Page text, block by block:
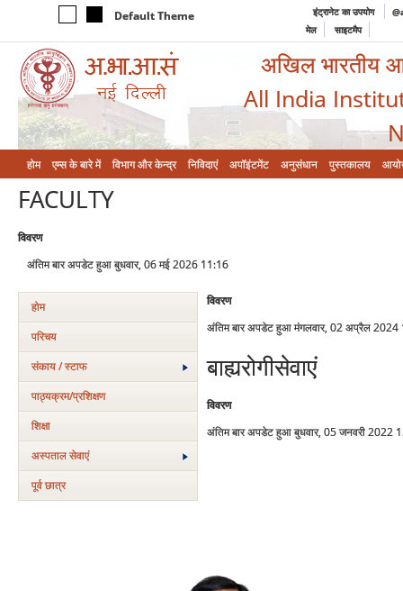
Default Theme इंट्रानेट का उपयोग
मेल
साइटमैप
अखिल भारतीय
All India
होम एम्‍स के बारे में विभाग और केन्‍द्र निविदाएं अपॉइंटमेंट अनुसंधान पुस्तकालय
FACULTY
विवरण
अंतिम बार अपडेट हुआ बुधवार, 06 मई 2026 11:16
होम
परिचय
संकाय / स्टाफ
पाठ्यक्रम/प्रशिक्षण
शिक्षा
अस्‍पताल सेवाएं
पूर्व छात्र
विवरण
अंतिम बार अपडेट हुआ मंगलवार, 02 अप्रैल 2024
बाह्यरोगीसेवाएं
विवरण
अंतिम बार अपडेट हुआ बुधवार, 05 जनवरी 2022